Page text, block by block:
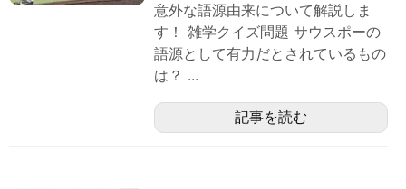
意外な語源由来について解説しま
す！ 雑学クイズ問題 サウスポーの
語源として有力だとされているもの
は？ ...
記事を読む